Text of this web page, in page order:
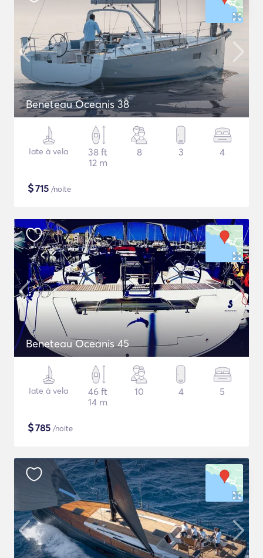
Beneteau Oceanis 38
Iate à vela
38 ft
12 m
8 3 4
$715 /noite
Beneteau Oceanis 45
Iate à vela
46 ft
14 m
10 4 5
$785 /noite